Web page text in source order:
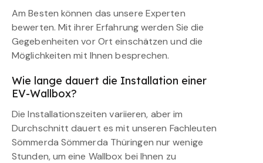
Am Besten können das unsere Experten
bewerten. Mit ihrer Erfahrung werden Sie die
Gegebenheiten vor Ort einschätzen und die
Möglichkeiten mit Ihnen besprechen.
Wie lange dauert die Installation einer
EV-Wallbox?
Die Installationszeiten variieren, aber im
Durchschnitt dauert es mit unseren Fachleuten
Sömmerda Sömmerda Thüringen nur wenige
Stunden, um eine Wallbox bei Ihnen zu